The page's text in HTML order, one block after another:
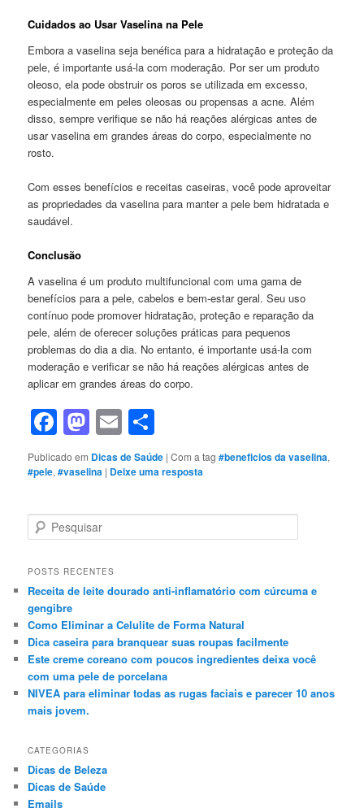
Cuidados ao Usar Vaselina na Pele
Embora a vaselina seja benéfica para a hidratação e proteção da
pele, é importante usá-la com moderação. Por ser um produto
oleoso, ela pode obstruir os poros se utilizada em excesso,
especialmente em peles oleosas ou propensas a acne. Além
disso, sempre verifique se não há reações alérgicas antes de
usar vaselina em grandes áreas do corpo, especialmente no
rosto.
Com esses benefícios e receitas caseiras, você pode aproveitar
as propriedades da vaselina para manter a pele bem hidratada e
saudável.
Conclusão
A vaselina é um produto multifuncional com uma gama de
benefícios para a pele, cabelos e bem-estar geral. Seu uso
contínuo pode promover hidratação, proteção e reparação da
pele, além de oferecer soluções práticas para pequenos
problemas do dia a dia. No entanto, é importante usá-la com
moderação e verificar se não há reações alérgicas antes de
aplicar em grandes áreas do corpo.
Facebook
Mastodon
Email
Publicado em Dicas de Saúde |Com a tag#beneficios da vaselina,
#pele,#vaselina | Deixe uma resposta
e
q
i
s
a
r
POSTS RECENTES
Receita de leite dourado anti-inflamatório com cúrcuma e
gengibre
Como Eliminar a Celulite de Forma Natural
Dica caseira para branquear suas roupas facilmente
Este creme coreano com poucos ingredientes deixa você
com uma pele de porcelana
NIVEA para eliminar todas as rugas faciais e parecer 10 anos
mais jovem.
CATEGORIAS
Dicas de Beleza
Dicas de Saúde
Emails